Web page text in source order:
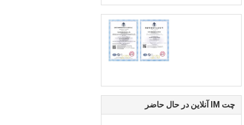
چت IM آنلاین در حال حاضر